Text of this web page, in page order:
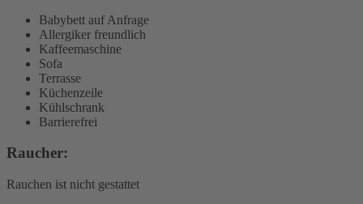
Babybett auf Anfrage
Allergiker freundlich
Kaffeemaschine
Sofa
Terrasse
Küchenzeile
Kühlschrank
Barrierefrei
Raucher: ​
Rauchen ist nicht gestattet